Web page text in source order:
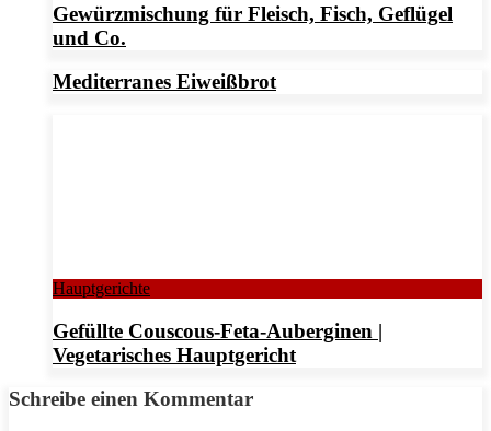
Gewürzmischung für Fleisch, Fisch, Geflügel
und Co.
Mediterranes Eiweißbrot
Hauptgerichte
Gefüllte Couscous-Feta-Auberginen |
Vegetarisches Hauptgericht
Schreibe einen Kommentar